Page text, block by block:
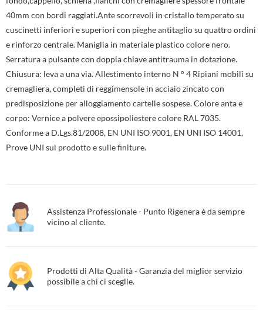
40mm con bordi raggiati.Ante scorrevoli in cristallo temperato su
cuscinetti inferiori e superiori con pieghe antitaglio su quattro ordini
e rinforzo centrale. Maniglia in materiale plastico colore nero.
Serratura a pulsante con doppia chiave antitrauma in dotazione.
Chiusura: leva a una via. Allestimento interno N ° 4 Ripiani mobili su
cremagliera, completi di reggimensole in acciaio zincato con
predisposizione per alloggiamento cartelle sospese. Colore anta e
corpo: Vernice a polvere epossipoliestere colore RAL 7035.
Conforme a D.Lgs.81/2008, EN UNI ISO 9001, EN UNI ISO 14001,
Prove UNI sul prodotto e sulle finiture.
Assistenza Professionale - Punto Rigenera è da sempre
vicino al cliente.
Prodotti di Alta Qualità - Garanzia del miglior servizio
possibile a chi ci sceglie.